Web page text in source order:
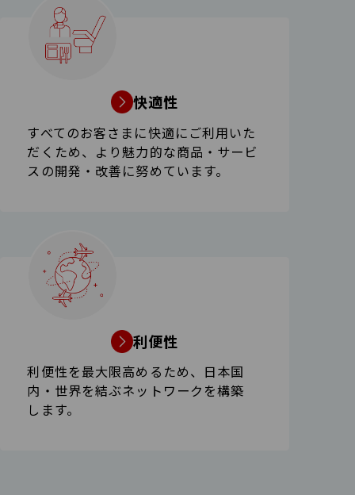
快適性
すべてのお客さまに快適にご利用いた
だくため、より魅力的な商品・ サービ
スの開発・改善に努めています。
利便性
利便性を最大限高めるため、日本国
内・世界を結ぶネットワークを構築
します。